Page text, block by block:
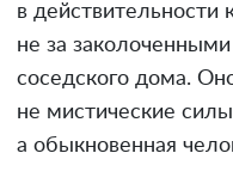
в действительности
не за
соседского дома.
не мистические
а обыкновенная